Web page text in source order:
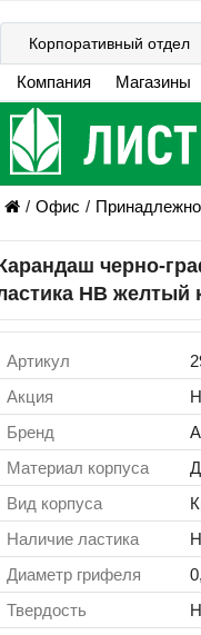
Корпоративный отдел
Компания Магазины
Офис
черно-
НВ желтый
Артикул
Акция
Бренд
Материал корпуса
Вид корпуса
Наличие ластика
Диаметр грифеля
Твердость